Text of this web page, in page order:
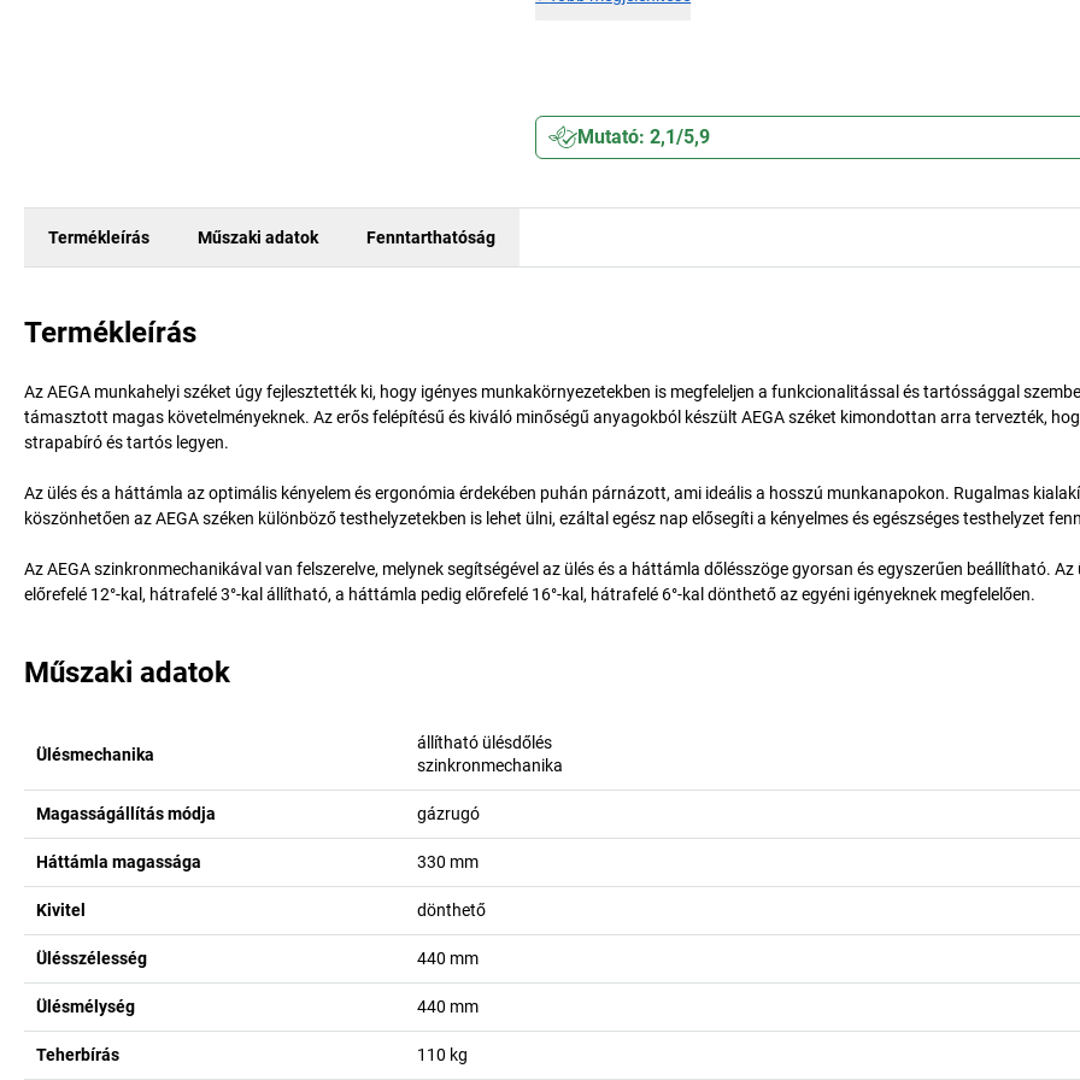
Mutató: 2,1/5,9
Termékleírás Műszaki adatok Fenntarthatóság
Termékleírás
Az AEGA munkahelyi széket úgy fejlesztették ki, hogy igényes munkakörnyezetekben is megfeleljen a funkcionalitással és tartóssággal
támasztott magas követelményeknek. Az erős felépítésű és kiváló minőségű anyagokból készült AEGA széket kimondottan arra tervezték,
strapabíró és tartós legyen.
Az ülés és a háttámla az optimális kényelem és ergonómia érdekében puhán párnázott, ami ideális a hosszú munkanapokon. Rugalmas
köszönhetően az AEGA széken különböző testhelyzetekben is lehet ülni, ezáltal egész nap elősegíti a kényelmes és egészséges testhelyzet
Az AEGA szinkronmechanikával van felszerelve, melynek segítségével az ülés és a háttámla dőlésszöge gyorsan és egyszerűen beállítható. Az
előrefelé 12°-kal, hátrafelé 3°-kal állítható, a háttámla pedig előrefelé 16°-kal, hátrafelé 6°-kal dönthető az egyéni igényeknek megfelelően.
Műszaki adatok
Ülésmechanika
állítható ülésdőlés
szinkronmechanika
Magasságállítás módja gázrugó
Háttámla magassága 330 mm
Kivitel dönthető
Ülésszélesség 440 mm
Ülésmélység 440 mm
Teherbírás 110 kg